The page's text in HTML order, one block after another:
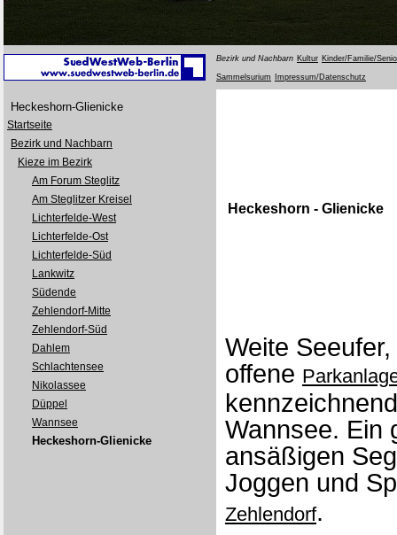
Bezirk und Nachbarn Kultur Kinder/Familie/
Sammelsurium Impressum/Datenschutz
Heckeshorn-Glienicke
Startseite
Bezirk und Nachbarn
Kieze im Bezirk
Am Forum Steglitz
Am Steglitzer Kreisel
Lichterfelde-West
Lichterfelde-Ost
Lichterfelde-Süd
Lankwitz
Südende
Zehlendorf-Mitte
Zehlendorf-Süd
Dahlem
Schlachtensee
Nikolassee
Düppel
Wannsee
Heckeshorn-Glienicke
Heckeshorn - Glienicke
Weite
offene
Wannsee. Ein
ansäßigen
Joggen und
Zehlendorf.